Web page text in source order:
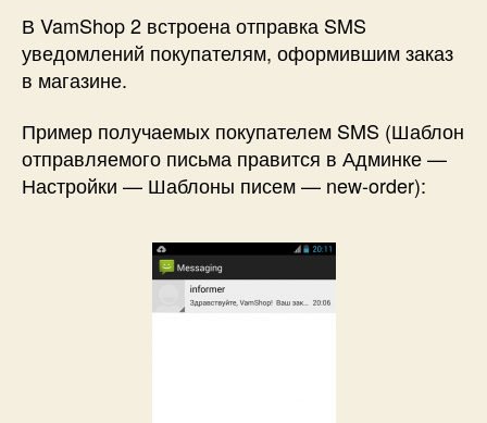
VamShop
2
В VamShop 2 встроена отправка SMS
уведомлений покупателям, оформившим заказ
в магазине.
Пример получаемых покупателем SMS (Шаблон
отправляемого письма правится в Админке —
Настройки — Шаблоны писем — new-order):